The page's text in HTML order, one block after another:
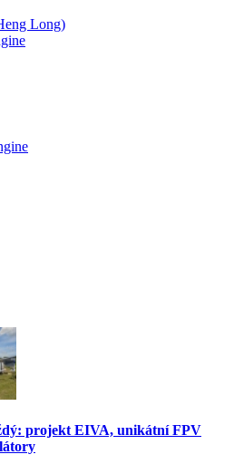
Long)
projekt EIVA, unikátní FPV